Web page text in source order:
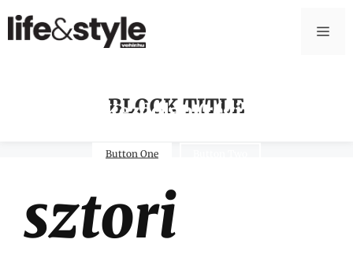
BLOCK TITLE
Kezdőlap (régi)
Button One
sztori